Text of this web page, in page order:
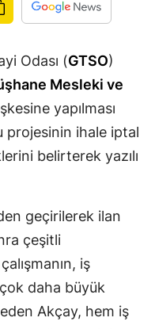
İstanbul
Kayseri
Kırklareli
Odası (GTSO)
Mesleki ve
yapılması
projesinin ihale iptal
belirterek yazılı
geçirilerek ilan
çeşitli
iş
daha büyük
Akçay, hem iş